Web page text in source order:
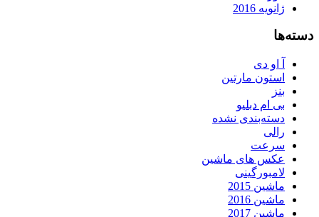
ژانویه 2016
دسته‌ها
آ او دی
استون مارتین
بنز
بی ام دبلیو
دسته‌بندی نشده
رالی
سرعت
عکس های ماشین
لامبورگینی
ماشین 2015
ماشین 2016
ماشین 2017